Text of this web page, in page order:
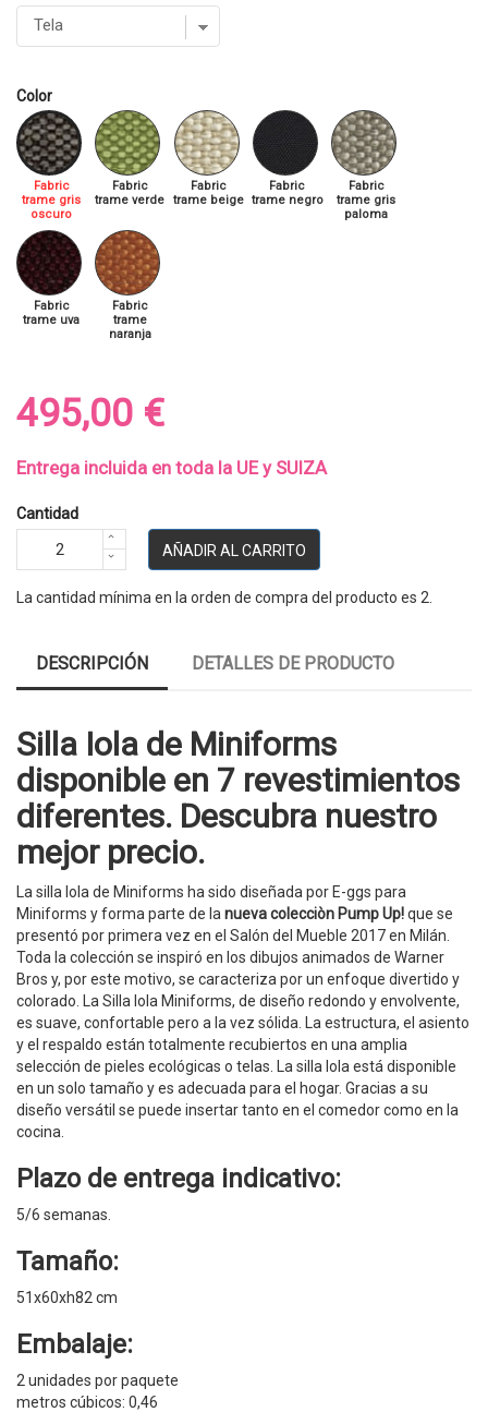
Color
Fabric
trame gris
oscuro
Fabric
trame verde
Fabric
trame beige
Fabric
trame negro
Fabric
trame gris
paloma
Fabric
trame uva
Fabric
trame
naranja
495,00 €
Entrega incluida en toda la UE y SUIZA
Cantidad
AÑADIR AL CARRITO
La cantidad mínima en la orden de compra del producto es 2.
DESCRIPCIÓN DETALLES DE PRODUCTO
Silla Iola de Miniforms
disponible en 7 revestimientos
diferentes. Descubra nuestro
mejor precio.
La silla Iola de Miniforms ha sido diseñada por E-ggs para
Miniforms y forma parte de la nueva colecciòn Pump Up!que se
presentó por primera vez en el Salón del Mueble 2017 en Milán.
Toda la colección se inspiró en los dibujos animados de Warner
Bros y, por este motivo, se caracteriza por un enfoque divertido y
colorado. La Silla Iola Miniforms, de diseño redondo y envolvente,
es suave, confortable pero a la vez sólida. La estructura, el asiento
y el respaldo están totalmente recubiertos en una amplia
selección de pieles ecológicas o telas. La silla Iola está disponible
en un solo tamaño y es adecuada para el hogar. Gracias a su
diseño versátil se puede insertar tanto en el comedor como en la
cocina.
Plazo de entrega indicativo:
5/6 semanas.
Tamaño:
51x60xh82 cm
Embalaje:
2 unidades por paquete
metros cúbicos: 0,46